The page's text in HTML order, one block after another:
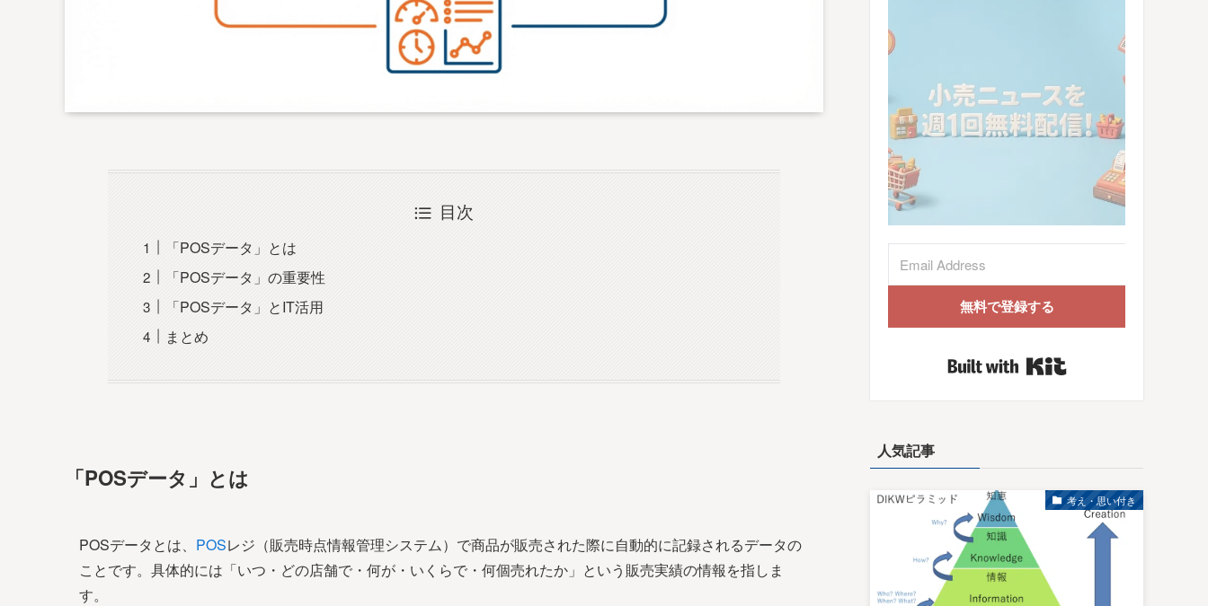
目次
「POSデータ」とは
「POSデータ」の重要性
「POSデータ」とIT活用
まとめ
「POSデータ」とは
POSデータとは、 POSレジ（販売時点情報管理システム）で商品が販売された際に自動的に記録されるデータの
ことです。具体的には「いつ・どの店舗で・何が・いくらで・何個売れたか」という販売実績の情報を指しま
す。
無料で登録する
人気記事
考え・思い付き